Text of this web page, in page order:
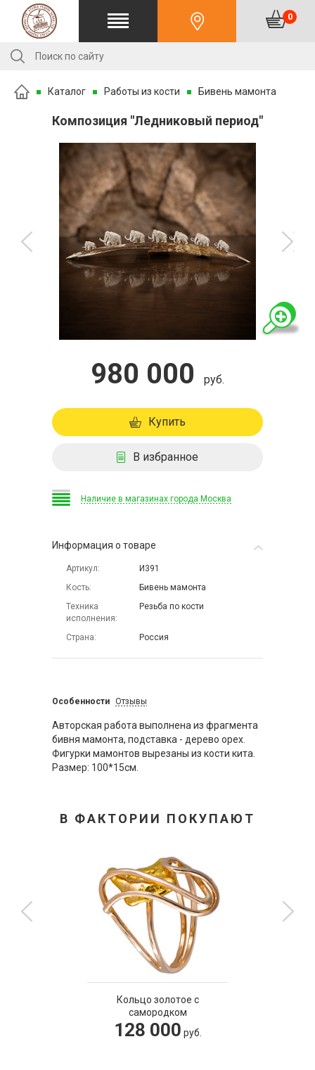
0
Каталог Работы из кости Бивень мамонта
Композиция "Ледниковый период"
980 000 руб.
Купить
В избранное
Наличие в магазинах города Москва
Информация о товаре
Артикул
И391
Кость
Бивень мамонта
Техника
исполнения
Резьба по кости
Страна Россия
Особенности Отзывы
Авторская работа выполнена из фрагмента
бивня мамонта, подставка - дерево орех.
Фигурки мамонтов вырезаны из кости кита.
Размер: 100*15см.
В ФАКТОРИИ ПОКУПАЮТ
Кольцо золотое с
самородком
128 000 руб.